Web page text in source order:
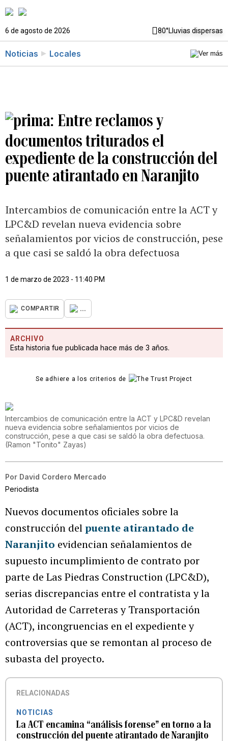
6 de agosto de 2026 80°Lluvias dispersas
Noticias Locales
Entre reclamos y
documentos triturados el
expediente de la construcción del
puente atirantado en Naranjito
Intercambios de comunicación entre la ACT y
LPC&D revelan nueva evidencia sobre
señalamientos por vicios de construcción, pese
a que casi se saldó la obra defectuosa
1 de marzo de 2023 - 11:40 PM
COMPARTIR ...
ARCHIVO
Esta historia fue publicada hace más de 3 años.
Se adhiere a los criterios de
Intercambios de comunicación entre la ACT y LPC&D revelan
nueva evidencia sobre señalamientos por vicios de
construcción, pese a que casi se saldó la obra defectuosa.
(Ramon "Tonito" Zayas)
Por David Cordero Mercado
Periodista
Nuevos documentos oficiales sobre la
construcción delpuente atirantado de
Naranjito evidencian señalamientos de
supuesto incumplimiento de contrato por
parte de Las Piedras Construction (LPC&D),
serias discrepancias entre el contratista y la
Autoridad de Carreteras y Transportación
(ACT), incongruencias en el expediente y
controversias que se remontan al proceso de
subasta del proyecto.
RELACIONADAS
NOTICIAS
La ACT encamina “análisis forense” en torno a la
construcción del puente atirantado de Naranjito